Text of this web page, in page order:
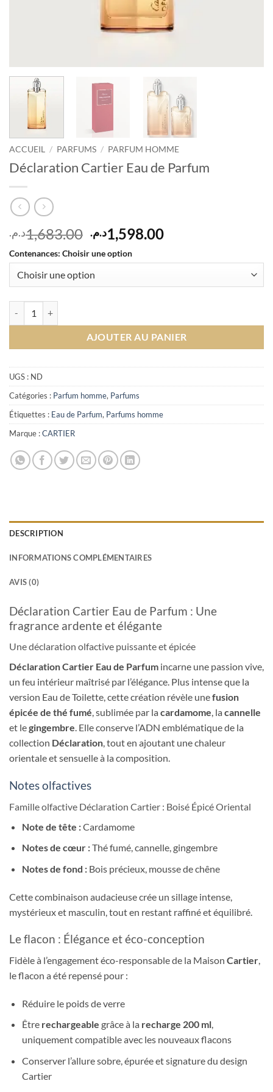
ACCUEIL / PARFUMS / PARFUM HOMME
Déclaration Cartier Eau de Parfum
1,683.00د.م.
Le
prix
initial
était :
1,683.00د.م..
1,598.00د.م.
Le
actuel
1,598.00د.م..
Contenances: Choisir une option
AJOUTER AU PANIER
UGS : ND
Catégories : Parfum homme, Parfums
Étiquettes : Eau de Parfum, Parfums homme
Marque :CARTIER
DESCRIPTION
INFORMATIONS COMPLÉMENTAIRES
AVIS (0)
Déclaration Cartier Eau de Parfum : Une
fragrance ardente et élégante
Une déclaration olfactive puissante et épicée
Déclaration Cartier Eau de Parfum incarne une passion vive,
un feu intérieur maîtrisé par l’élégance. Plus intense que la
version Eau de Toilette, cette création révèle unefusion
épicée de thé fumé, sublimée par la cardamome, la cannelle
et legingembre. Elle conserve l’ADN emblématique de la
collection Déclaration, tout en ajoutant une chaleur
orientale et sensuelle à la composition.
Notes olfactives
Famille olfactive Déclaration Cartier : Boisé Épicé Oriental
Note de tête :Cardamome
Notes de cœur :Thé fumé, cannelle, gingembre
Notes de fond :Bois précieux, mousse de chêne
Cette combinaison audacieuse crée un sillage intense,
mystérieux et masculin, tout en restant raffiné et équilibré.
Le flacon : Élégance et éco-conception
Fidèle à l’engagement éco-responsable de la Maison Cartier,
le flacon a été repensé pour :
Réduire le poids de verre
Être rechargeable grâce à la recharge 200 ml,
uniquement compatible avec les nouveaux flacons
Conserver l’allure sobre, épurée et signature du design
Cartier